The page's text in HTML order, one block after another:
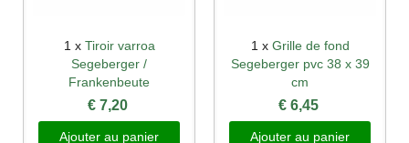
1 x Tiroir varroa
Segeberger /
Frankenbeute
€ 7,20
Ajouter au panier
1 x Grille de fond
Segeberger pvc 38 x 39
cm
€ 6,45
Ajouter au panier